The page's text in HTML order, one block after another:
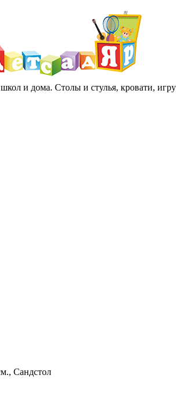
школ и дома. Столы и стулья, кровати,
Сандстол